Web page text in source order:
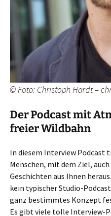
© Foto: Christoph Hardt –
Der Podcast mit
freier Wildbahn
In diesem Interview Podcast
Menschen, mit dem Ziel,
Geschichten aus Ihnen
kein typischer Studio-
ganz bestimmtes Konzept
Es gibt viele tolle Interview-